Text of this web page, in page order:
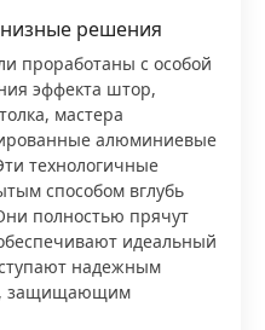
решения
проработаны с особой
эффекта штор,
мастера
алюминиевые
технологичные
способом вглубь
полностью прячут
идеальный
надежным
защищающим